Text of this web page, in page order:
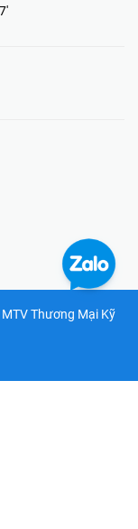
Thương Mại Kỹ